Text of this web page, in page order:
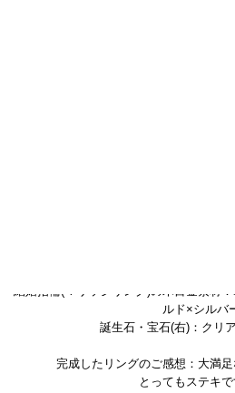
ルド×シルバ
誕生石・宝石(右)：クリ
完成したリングのご感想：大満
とってもステキ